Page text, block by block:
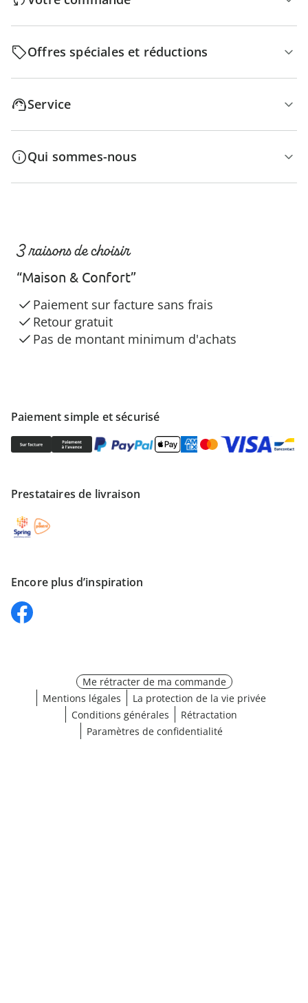
Offres spéciales et réductions
Service
Qui sommes-nous
Paiement simple et sécurisé
Prestataires de livraison
Encore plus d’inspiration
3 raisons de choisir
“Maison & Confort”
Paiement sur facture sans frais
Retour gratuit
Pas de montant minimum d'achats
Me rétracter de ma commande
Mentions légales
La protection de la vie privée
Conditions générales
Rétractation
Paramètres de confidentialité